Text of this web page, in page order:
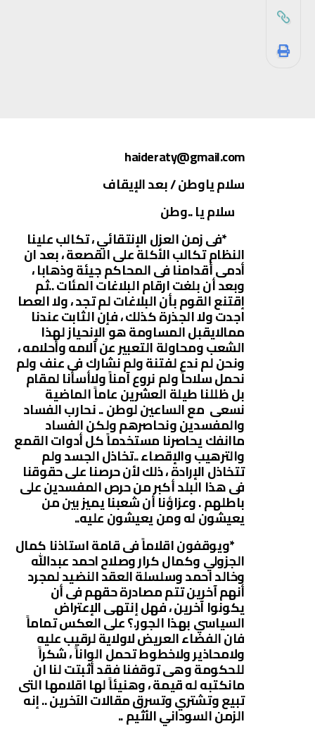
haideraty@gmail.com
سلام ياوطن / بعد الإيقاف
سلام يا ..وطن
*فى زمن العزل الإنتقائي ، تكالب علينا
النظام تكالب الأكلة على القصعة ، بعد ان
أدمى أقدامنا فى المحاكم جيئة وذهابا ،
وبعد أن بلغت ارقام البلاغات المئات ..ثم
إقتنع القوم بأن البلاغات لم تجد ، ولا العصا
اجدت ولا الجذرة كذلك ، فإن الثابت عندنا
ممالايقبل المساومة هو الإنحياز لهذا
الشعب ومحاولة التعبير عن آلامه وأحلامه ،
ونحن لم ندع لفتنة ولم نشارك فى عنف ولم
نحمل سلاحاً ولم نروع آمناً ولاأسأنا لمقام
بل ظللنا طيلة العشرين عاماً الماضية
نسعى مع الساعين لوطن .. نحارب الفساد
والمفسدين ونحاصرهم ولكن الفساد
ماانفك يحاصرنا مستخدماً كل أدوات القمع
والترهيب والإقصاء ..تخاذل الجسد ولم
تتخاذل الإرادة ، ذلك لأن حرصنا على حقوقنا
فى هذا البلد أكبر من حرص المفسدين على
باطلهم . وعزاؤنا أن شعبنا يميز بين من
يعيشون له ومن يعيشون عليه..
*ويوقفون اقلاماً فى قامة استاذنا كمال
الجزولي وكمال كرار وصلاح احمد عبدالله
وخالد احمد وسلسلة العقد النضيد لمجرد
أنهم آخرين تتم مصادرة حقهم فى أن
يكونوا آخرين ، فهل إنتهى الإعتراض
السياسي بهذا الجور.؟ على العكس تماماً
فان الفضاء العريض لاولاية لرقيب عليه
ولامحاذير ولاخطوط تحمل الواناً ، شكراً
للحكومة وهى توقفنا فقد أثبتت لنا ان
مانكتبه له قيمة ، وهنيئاً لها اقلامها التى
تبيع وتشتري وتسرق مقالات الآخرين .. إنه
الزمن السوداني الأثيم ..